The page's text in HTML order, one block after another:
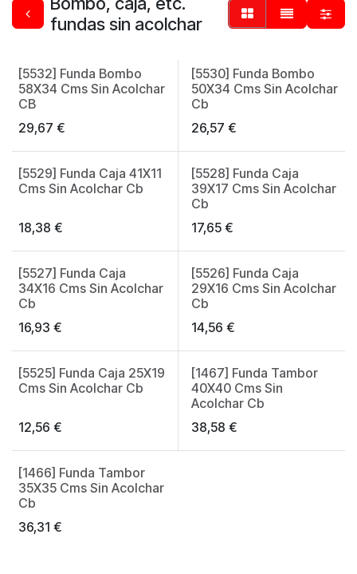
fundas sin acolchar
[5532] Funda Bombo
58X34 Cms Sin Acolchar
CB
29,67 €
[5530] Funda Bombo
50X34 Cms Sin Acolchar
Cb
26,57 €
[5529] Funda Caja 41X11
Cms Sin Acolchar Cb
18,38 €
[5528] Funda Caja
39X17 Cms Sin Acolchar
Cb
17,65€
[5527] Funda Caja
34X16 Cms Sin Acolchar
Cb
16,93 €
[5526] Funda Caja
29X16 Cms Sin Acolchar
Cb
14,56 €
[5525] Funda Caja 25X19
Cms Sin Acolchar Cb
12,56 € Made in Spain
[1467] Funda Tambor
40X40 Cms Sin
Acolchar Cb
38,58 €
Made in Spain
[1466] Funda Tambor
35X35 Cms Sin Acolchar
Cb
36,31 €